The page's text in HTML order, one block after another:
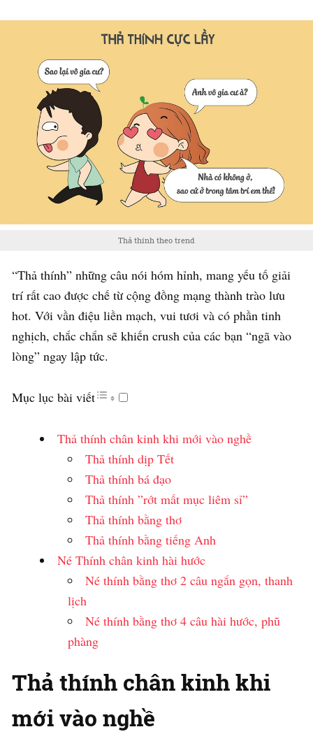
Thả thính theo trend
“Thả thính” những câu nói hóm hỉnh, mang yếu tố giải
trí rất cao được chế từ cộng đồng mạng thành trào lưu
hot. Với vần điệu liền mạch, vui tươi và có phần tinh
nghịch, chắc chắn sẽ khiến crush của các bạn “ngã vào
lòng” ngay lập tức.
Mục lục bài viết
Thả thính chân kinh khi mới vào nghề
Thả thính dịp Tết
Thả thính bá đạo
Thả thính ”rớt mất mục liêm sỉ”
Thả thính bằng thơ
Thả thính bằng tiếng Anh
Né Thính chân kinh hài hước
Né thính bằng thơ 2 câu ngắn gọn, thanh
lịch
Né thính bằng thơ 4 câu hài hước, phũ
phàng
Thả thính chân kinh khi
mới vào nghề